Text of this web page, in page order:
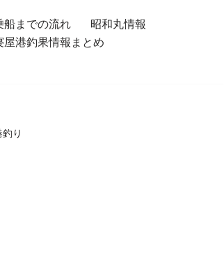
船までの流れ
昭和丸情報
屋港釣果情報まとめ
り